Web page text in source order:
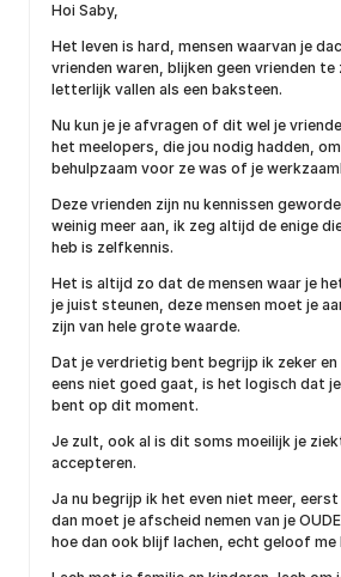
Hoi Saby,
Het leven is hard, mensen waarvan je
vrienden waren, blijken geen vrienden te
letterlijk vallen als een baksteen.
Nu kun je je afvragen of dit wel je
het meelopers, die jou nodig hadden,
behulpzaam voor ze was of je
Deze vrienden zijn nu kennissen
weinig meer aan, ik zeg altijd de enige
heb is zelfkennis.
Het is altijd zo dat de mensen waar je
je juist steunen, deze mensen moet je
zijn van hele grote waarde.
Dat je verdrietig bent begrijp ik zeker en
eens niet goed gaat, is het logisch dat
bent op dit moment.
Je zult, ook al is dit soms moeilijk je
accepteren.
Ja nu begrijp ik het even niet meer, eerst
dan moet je afscheid nemen van je
hoe dan ook blijf lachen, echt geloof me